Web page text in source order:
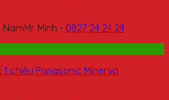
NamMr. Minh - 0827 24 24 24